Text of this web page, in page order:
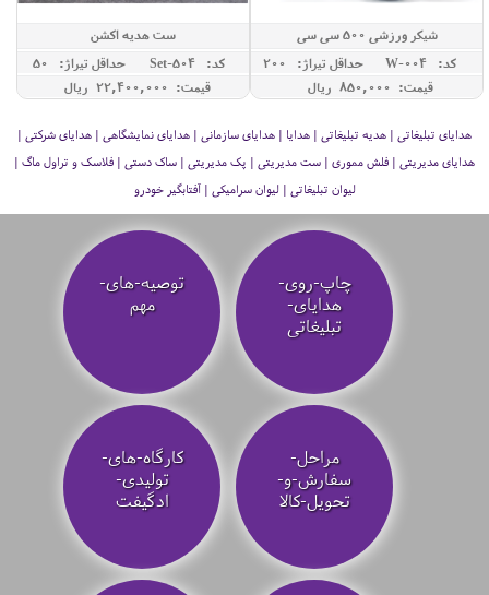
شیکر ورزشی 500 سی سی
کد: W-004
حداقل تيراژ: 200
قیمت: 850,000 ريال
ست هدیه اکشن
کد: Set-504
حداقل تيراژ: 50
قیمت: 22,400,000 ريال
هدایای تبلیغاتی | هدیه تبلیغاتی | هدایا | هدایای سازمانی | هدایای نمایشگاهی | هدایای شرکتی |
هدایای مدیریتی | فلش مموری | ست مدیریتی | پک مدیریتی | ساک دستی | فلاسک و تراول ماگ |
لیوان تبلیغاتی | لیوان سرامیکی | آفتابگیر خودرو
چاپ-روی-
هدایای-
تبلیغاتی
توصیه‌-های-
مهم
مراحل-
سفارش-و-
تحویل-کالا
کارگاه-های-
تولیدی-
ادگیفت